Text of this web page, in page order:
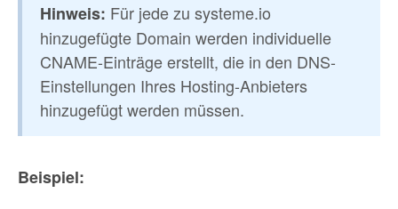
Hinweis: Für jede zu systeme.io
hinzugefügte Domain werden individuelle
CNAME-Einträge erstellt, die in den DNS-
Einstellungen Ihres Hosting-Anbieters
hinzugefügt werden müssen.
Beispiel: